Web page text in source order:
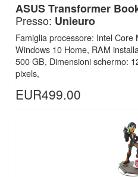
ASUS Transformer
Presso: Unieuro
Famiglia processore: Intel
Windows 10 Home, RAM
500 GB, Dimensioni schermo:
pixels,
EUR499.00